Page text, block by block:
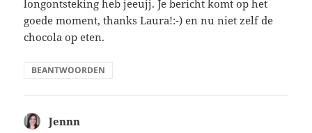
longontsteking heb jeeujj. Je bericht komt op het
goede moment, thanks Laura!:-) en nu niet zelf de
chocola op eten.
BEANTWOORDEN
Jennn